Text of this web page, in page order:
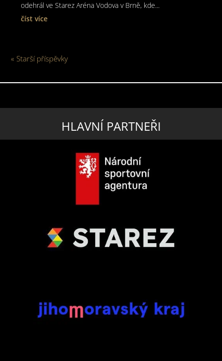
odehrál ve Starez Aréna Vodova v Brně, kde...
číst více
« Starší příspěvky
HLAVNÍ PARTNEŘI